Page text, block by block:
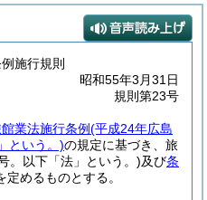
施行規則
昭和55年3月31日
規則第23号
業法施行条例(平成24年広島
という。)の規定に基づき、旅
。以下「法」という。)及び条
めるものとする。